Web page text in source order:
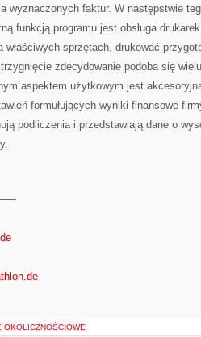
wyznaczonych faktur. W następstwie
funkcją programu jest obsługa
właściwych sprzętach, drukować
zdecydowanie podoba się
aspektem użytkowym jest
formułujących wyniki finansowe
podliczenia i przedstawiają dane o
OKOLICZNOŚCIOWE